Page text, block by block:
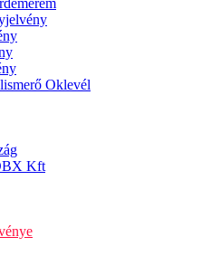
Oklevél
Kft